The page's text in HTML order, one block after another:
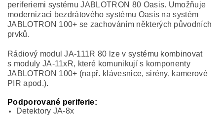
periferiemi systému JABLOTRON 80 Oasis. Umožňuje
modernizaci bezdrátového systému Oasis na systém
JABLOTRON 100+ se zachováním některých původních
prvků.
Rádiový modul JA-111R 80 lze v systému kombinovat
s moduly JA-11xR, které komunikují s komponenty
JABLOTRON 100+ (např. klávesnice, sirény, kamerové
PIR apod.).
Podporované periferie:
Detektory JA-8x